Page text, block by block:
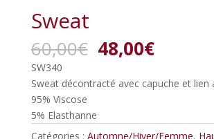
Sweat
60,00€ Le
prix
initial
était :
48,00€Le
prix
actuel
est :
SW340
Sweat décontracté avec capuche et lien
95% Viscose
5% Elasthanne
Catégories : Automne/Hiver/Femme,